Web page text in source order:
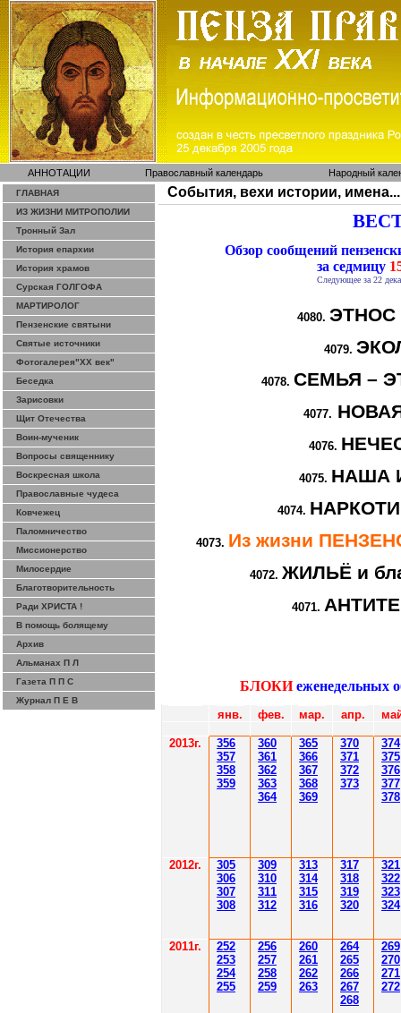
АННОТАЦИИ Православный календарь Народный
ГЛАВНАЯ
ИЗ ЖИЗНИ МИТРОПОЛИИ
Тронный Зал
История епархии
История храмов
Сурская ГОЛГОФА
МАРТИРОЛОГ
Пензенские святыни
Святые источники
Фотогалерея"ХХ век"
Беседка
Зарисовки
Щит Отечества
Воин-мученик
Вопросы священнику
Воскресная школа
Православные чудеса
Ковчежец
Паломничество
Миссионерство
Милосердие
Благотворительность
Ради ХРИСТА !
В помощь болящему
Архив
Альманах П Л
Газета П П С
Журнал П Е В
События, вехи истории, имена...
Обзор сообщений
за седмицу
Следующее за 22
4080. ЭТНОС
4079.
4078. СЕМЬЯ –
4077.
4076.
4075. НАША
4074.
4073. Из жизни
4072. ЖИЛЬЁ и
4071.
БЛОКИ еженедельных
янв. фев. мар. апр.
2013г.
356
357
358
359
360
361
362
363
364
365
366
367
368
369
370
371
372
373
374
375
376
377
378
2012г. 305
306
307
308
309
310
311
312
313
314
315
316
317
318
319
320
321
322
323
324
2011г.
252
253
254
255
256
257
258
259
260
261
262
263
264
265
266
267
268
269
270
271
272